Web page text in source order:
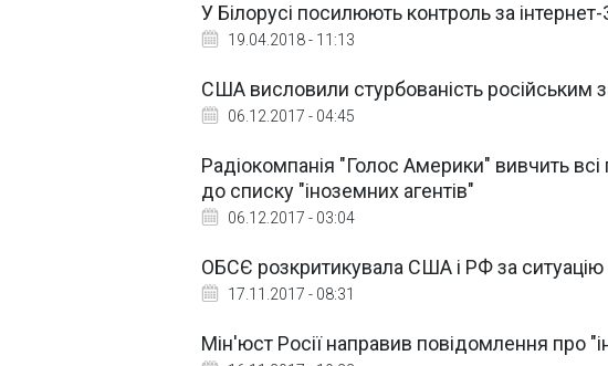
У Білорусі посилюють контроль за
19.04.2018 - 11:13
США висловили стурбованість російським
06.12.2017 - 04:45
Радіокомпанія "Голос Америки" вивчить
до списку "іноземних агентів"
06.12.2017 - 03:04
ОБСЄ розкритикувала США і РФ за
17.11.2017 - 08:31
Мін'юст Росії направив повідомлення про